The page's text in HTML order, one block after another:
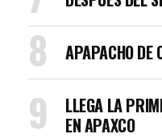
APAPACHO DE
LLEGA LA
EN APAXCO